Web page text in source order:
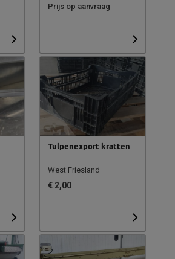
Prijs op aanvraag
Tulpenexport kratten
West Friesland
€ 2,00